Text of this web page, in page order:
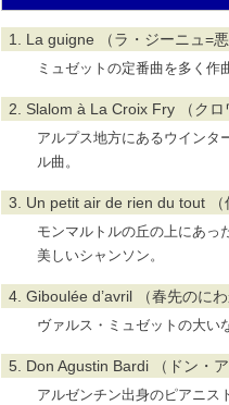
1. La guigne （ラ・ジーニュ=悪
ミュゼットの定番曲を多く作
2. Slalom à La Croix Fry （クロ
アルプス地方にあるウインタ
ル曲。
3. Un petit air de rien du tout （
モンマルトルの丘の上にあっ
美しいシャンソン。
4. Giboulée d’avril （春先のにわ
ヴァルス・ミュゼットの大い
5. Don Agustin Bardi （ドン・
アルゼンチン出身のピアニス